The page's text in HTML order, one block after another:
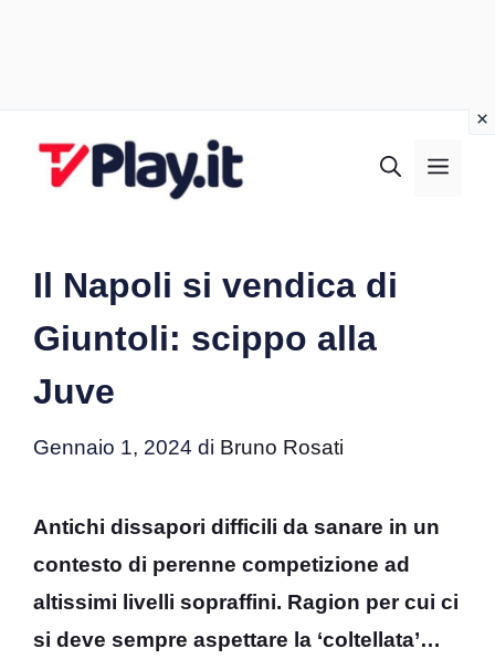
Il Napoli si vendica di
Giuntoli: scippo alla
Juve
Gennaio 1, 2024 di Bruno Rosati
Antichi dissapori difficili da sanare in un
contesto di perenne competizione ad
altissimi livelli sopraffini. Ragion per cui ci
si deve sempre aspettare la ‘coltellata’…